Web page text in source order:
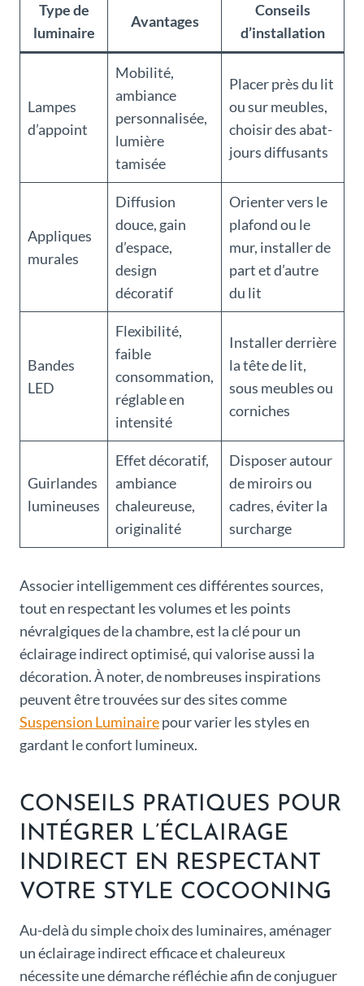
Type de
luminaire
Avantages
Conseils
d’installation
Lampes
d’appoint
Mobilité,
ambiance
personnalisée,
lumière
tamisée
Placer près du lit
ou sur meubles,
choisir des abat-
jours diffusants
Appliques
murales
Diffusion
douce, gain
d’espace,
design
décoratif
Orienter vers le
plafond ou le
mur, installer de
part et d’autre
du lit
Bandes
LED
Flexibilité,
faible
consommation,
réglable en
intensité
Installer derrière
la tête de lit,
sous meubles ou
corniches
Guirlandes
lumineuses
Effet décoratif,
ambiance
chaleureuse,
originalité
Disposer autour
de miroirs ou
cadres, éviter la
surcharge
Associer intelligemment ces différentes sources,
tout en respectant les volumes et les points
névralgiques de la chambre, est la clé pour un
éclairage indirect optimisé, qui valorise aussi la
décoration. À noter, de nombreuses inspirations
peuvent être trouvées sur des sites comme
Suspension Luminairepour varier les styles en
gardant le confort lumineux.
CONSEILS PRATIQUES POUR
INTÉGRER L’ÉCLAIRAGE
INDIRECT EN RESPECTANT
VOTRE STYLE COCOONING
Au-delà du simple choix des luminaires, aménager
un éclairage indirect efficace et chaleureux
nécessite une démarche réfléchie afin de conjuguer